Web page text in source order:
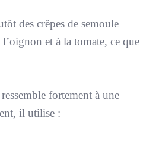
des crêpes de semoule
et à la tomate, ce que
fortement à une
il utilise :